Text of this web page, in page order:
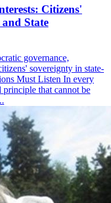
Citizens'
State
governance,
sovereignty in state-
Must Listen In every
principle that cannot be